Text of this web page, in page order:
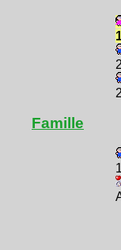
Famille